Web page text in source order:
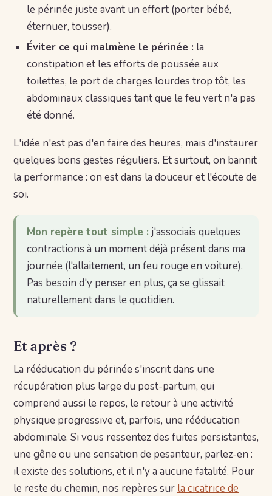
le périnée juste avant un effort (porter bébé,
éternuer, tousser).
Éviter ce qui malmène le périnée : la
constipation et les efforts de poussée aux
toilettes, le port de charges lourdes trop tôt, les
abdominaux classiques tant que le feu vert n'a pas
été donné.
L'idée n'est pas d'en faire des heures, mais d'instaurer
quelques bons gestes réguliers. Et surtout, on bannit
la performance : on est dans la douceur et l'écoute de
soi.
Mon repère tout simple : j'associais quelques
contractions à un moment déjà présent dans ma
journée (l'allaitement, un feu rouge en voiture).
Pas besoin d'y penser en plus, ça se glissait
naturellement dans le quotidien.
Et après ?
La rééducation du périnée s'inscrit dans une
récupération plus large du post-partum, qui
comprend aussi le repos, le retour à une activité
physique progressive et, parfois, une rééducation
abdominale. Si vous ressentez des fuites persistantes,
une gêne ou une sensation de pesanteur, parlez-en :
il existe des solutions, et il n'y a aucune fatalité. Pour
le reste du chemin, nos repères sur la cicatrice de